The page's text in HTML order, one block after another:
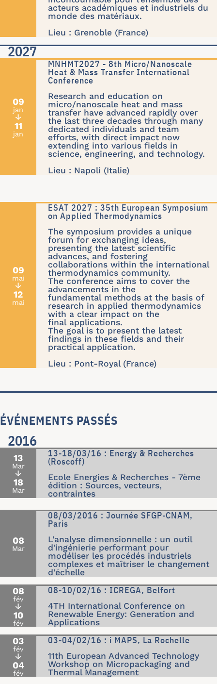
acteurs académiques et industriels du
monde des matériaux.
Lieu : Grenoble (France)
2027
09
jan
↓
11
jan
MNHMT2027 - 8th Micro/Nanoscale
Heat & Mass Transfer International
Conference
Research and education on
micro/nanoscale heat and mass
transfer have advanced rapidly over
the last three decades through many
dedicated individuals and team
efforts, with direct impact now
extending into various fields in
science, engineering, and technology.
Lieu : Napoli (Italie)
09
mai
↓
12
mai
ESAT 2027 : 35th European Symposium
on Applied Thermodynamics
The symposium provides a unique
forum for exchanging ideas,
presenting the latest scientific
advances, and fostering
collaborations within the international
thermodynamics community.
The conference aims to cover the
advancements in the
fundamental methods at the basis of
research in applied thermodynamics
with a clear impact on the
final applications.
The goal is to present the latest
findings in these fields and their
practical application.
Lieu : Pont-Royal (France)
ÉVÉNEMENTS PASSÉS
2016
13
Mar
↓
18
Mar
13-18/03/16 : Energy & Recherches
(Roscoff)
Ecole Energies & Recherches - 7ème
édition : Sources, vecteurs,
contraintes
08
Mar
08/03/2016 : Journée SFGP-CNAM,
Paris
L'analyse dimensionnelle : un outil
d'ingénierie performant pour
modéliser les procédés industriels
complexes et maîtriser le changement
d'échelle
08
fév
↓
10
fév
08-10/02/16 : ICREGA, Belfort
4TH International Conference on
Renewable Energy: Generation and
Applications
03
fév
↓
04
fév
03-04/02/16 : i MAPS, La Rochelle
11th European Advanced Technology
Workshop on Micropackaging and
Thermal Management